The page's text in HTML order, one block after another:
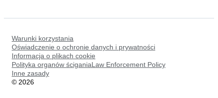
Warunki korzystania
Oświadczenie o ochronie danych i prywatności
Informacja o plikach cookie
Polityka organów ściganiaLaw Enforcement Policy
Inne zasady
© 2026